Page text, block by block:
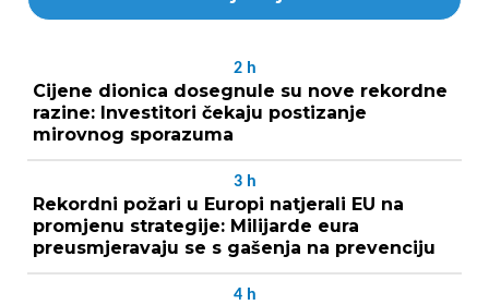
2 h
Cijene dionica dosegnule su nove rekordne
razine: Investitori čekaju postizanje
mirovnog sporazuma
3 h
Rekordni požari u Europi natjerali EU na
promjenu strategije: Milijarde eura
preusmjeravaju se s gašenja na prevenciju
4 h